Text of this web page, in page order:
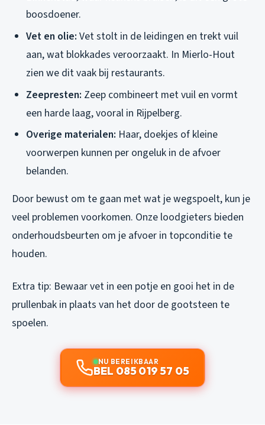
boosdoener.
Vet en olie: Vet stolt in de leidingen en trekt vuil
aan, wat blokkades veroorzaakt. In Mierlo-Hout
zien we dit vaak bij restaurants.
Zeepresten: Zeep combineert met vuil en vormt
een harde laag, vooral in Rijpelberg.
Overige materialen: Haar, doekjes of kleine
voorwerpen kunnen per ongeluk in de afvoer
belanden.
Door bewust om te gaan met wat je wegspoelt, kun je
veel problemen voorkomen. Onze loodgieters bieden
onderhoudsbeurten om je afvoer in topconditie te
houden.
Extra tip: Bewaar vet in een potje en gooi het in de
prullenbak in plaats van het door de gootsteen te
spoelen.
NU BEREIKBAAR
BEL 085 019 57 05